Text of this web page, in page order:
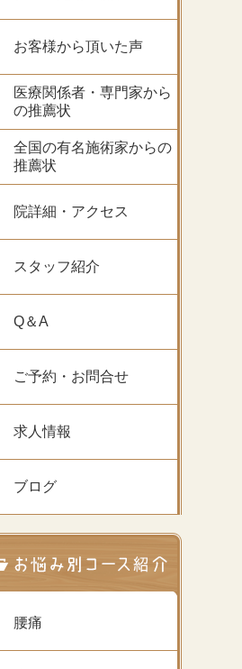
お客様から頂いた声
医療関係者・専門家から
の推薦状
全国の有名施術家からの
推薦状
院詳細・アクセス
スタッフ紹介
Q＆A
ご予約・お問合せ
求人情報
ブログ
腰痛